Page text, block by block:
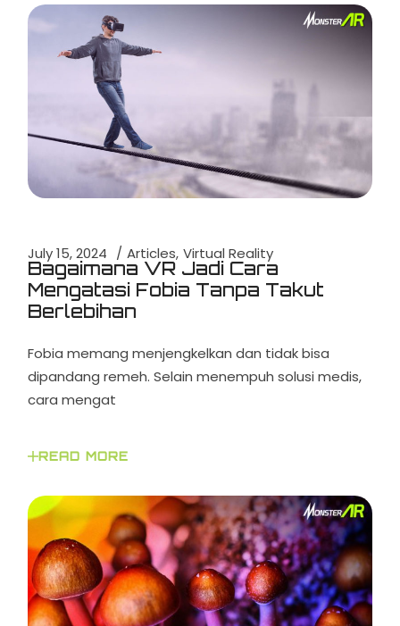
July 15, 2024 Articles Virtual Reality
Bagaimana VR Jadi Cara
Mengatasi Fobia Tanpa Takut
Berlebihan
Fobia memang menjengkelkan dan tidak bisa
dipandang remeh. Selain menempuh solusi medis,
cara mengat
READ MORE